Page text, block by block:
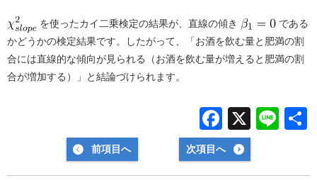
を使ったカイ二乗検定の結果が、直線の傾き
である
かどうかの検定結果です。したがって、「お酒を飲む量と肥満の割
合には直線的な傾向が見られる（お酒を飲む量が増えると肥満の割
合が増加する）」と結論づけられます。
F
a
c
X
Li
前項目へ 次項目へ